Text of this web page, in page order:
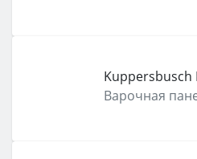
Kuppersbusch
Варочная